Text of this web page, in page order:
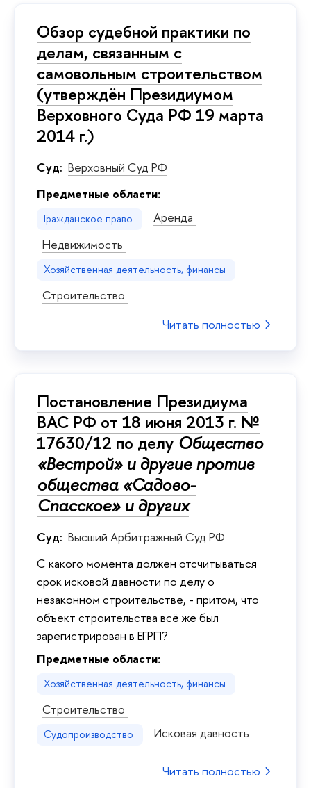
Обзор судебной практики по
делам, связанным с
самовольным строительством
(утверждён Президиумом
Верховного Суда РФ 19 марта
2014 г.)
Суд: Верховный Суд РФ
Предметные области:
Гражданское право
Аренда
Недвижимость
Хозяйственная деятельность, финансы
Строительство
Читать полностью
Постановление Президиума
ВАС РФ от 18 июня 2013 г. №
17630/12 по делу Общество
«Вестрой» и другие против
общества «Садово-
Спасское» и других
Суд: Высший Арбитражный Суд РФ
С какого момента должен отсчитываться
срок исковой давности по делу о
незаконном строительстве, - притом, что
объект строительства всё же был
зарегистрирован в ЕГРП?
Предметные области:
Хозяйственная деятельность, финансы
Строительство
Судопроизводство Исковая давность
Читать полностью